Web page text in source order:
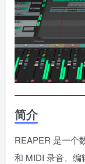
简介
REAPER 是一个
和 MIDI 录音、